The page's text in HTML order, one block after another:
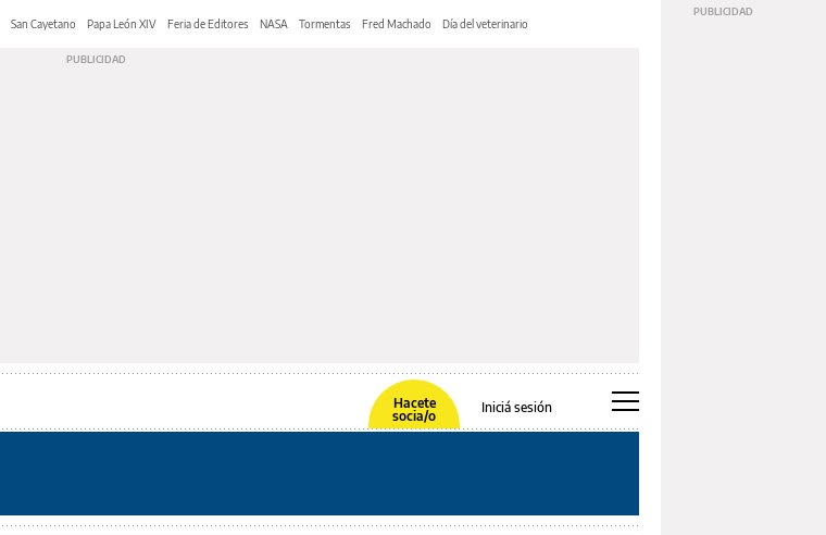
San Cayetano Papa León XIV Feria de Editores NASA Tormentas Fred Machado Día del veterinario
Hacete
socia/o
Iniciá sesión